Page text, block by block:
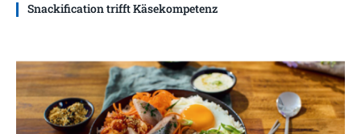
Snackification trifft Käsekompetenz